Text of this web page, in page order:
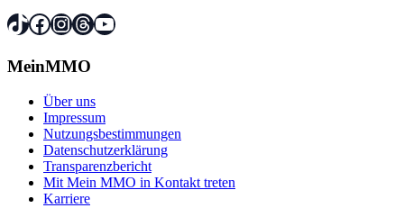
TikTok
Facebook
Instagram
Threads
YouTube
MeinMMO
Über uns
Impressum
Nutzungsbestimmungen
Datenschutzerklärung
Transparenzbericht
Mit Mein MMO in Kontakt treten
Karriere